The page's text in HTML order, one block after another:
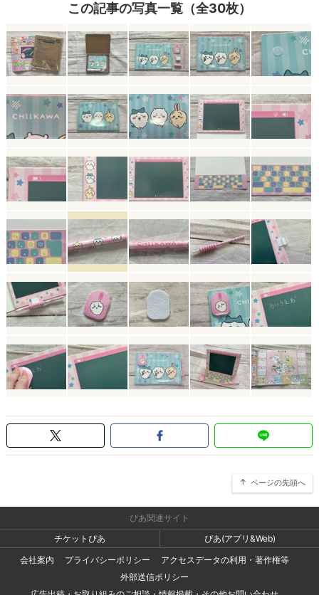
この記事の写真一覧（全30枚）
ページの先頭へ
ぴあ関連サイト
チケットぴあ
ぴあ(アプリ&Web)
会社案内
プライバシーポリシー
アクセスデータの利用・著作権等
外部送信ポリシー